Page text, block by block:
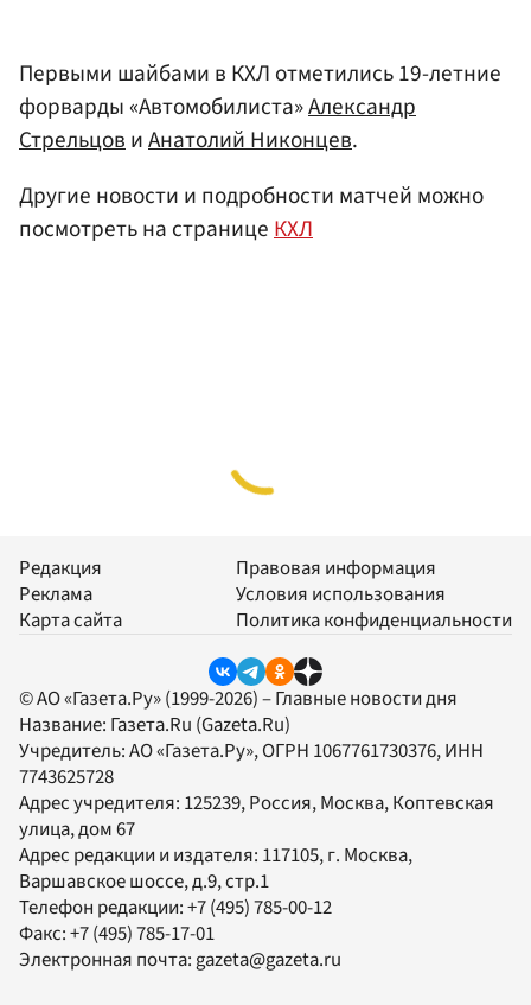
Первыми шайбами в КХЛ отметились 19-летние
форварды «Автомобилиста»Александр
СтрельцовиАнатолий Никонцев.
Другие новости и подробности матчей можно
посмотреть на страницеКХЛ
Редакция
Реклама
Карта сайта
Правовая информация
Условия использования
Политика конфиденциальности
© АО «Газета.Ру» (1999-2026) – Главные новости дня
Название: Газета.Ru (Gazeta.Ru)
Учредитель:АО «Газета.Ру», ОГРН 1067761730376, ИНН
7743625728
Адрес учредителя: 125239, Россия, Москва, Коптевская
улица, дом 67
Адрес редакции и издателя: 117105, г. Москва,
Варшавское шоссе, д.9, стр.1
Телефон редакции:+7 (495) 785-00-12
Факс:+7 (495) 785-17-01
Электронная почта:gazeta@gazeta.ru